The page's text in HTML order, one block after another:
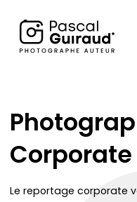
Corporate
Le reportage corporate